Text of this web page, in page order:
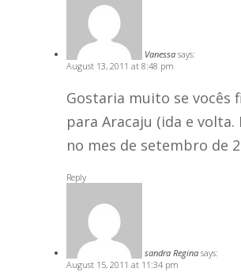
Vanessa says:
August 13, 2011 at 8:48 pm
Gostaria muito se vocês
para Aracaju (ida e
no mes de setembro de
Reply
sandra Regina says:
August 15, 2011 at 11:34 pm